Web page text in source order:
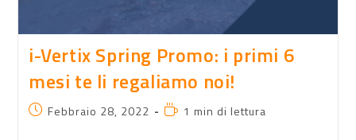
i-Vertix Spring Promo: i primi 6
mesi te li regaliamo noi!
Febbraio 28, 2022 1 min di lettura